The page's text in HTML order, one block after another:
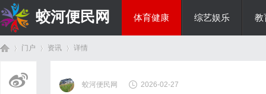
蛟河便民网 体育健康 综艺娱乐 教
门户 资讯 详情
蛟河便民网 2026-02-27